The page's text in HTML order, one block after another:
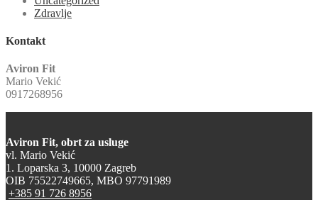
Zdravlje
Kontakt
Aviron Fit
Mario Vekić
0917268956
Aviron Fit, obrt za usluge
vl. Mario Vekić
1. Loparska 3, 10000 Zagreb
OIB 75522749665, MBO 97791989
+385 91 726 8956